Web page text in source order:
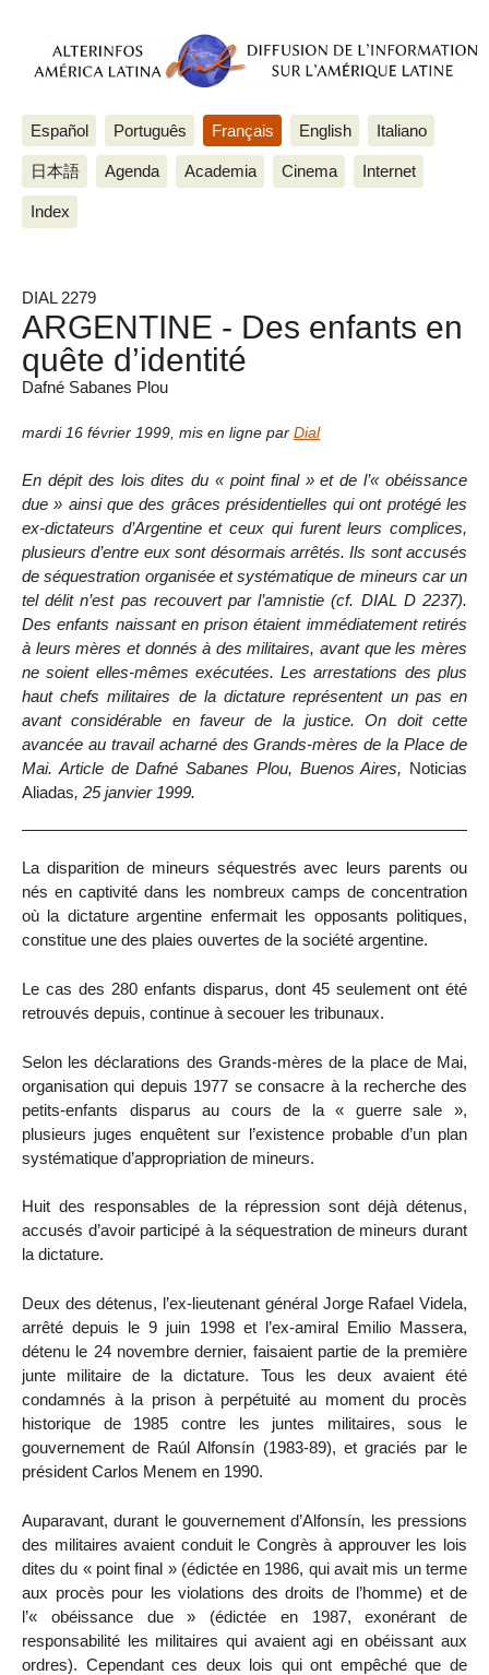
Español Português Français English Italiano
日本語 Agenda Academia Cinema Internet
Index
DIAL 2279
ARGENTINE - Des enfants en
quête d’identité
Dafné Sabanes Plou
mardi 16 février 1999 mis en ligne par Dial
En dépit des lois dites du « point final » et de l’« obéissance
due » ainsi que des grâces présidentielles qui ont protégé les
ex-dictateurs d’Argentine et ceux qui furent leurs complices,
plusieurs d’entre eux sont désormais arrêtés. Ils sont accusés
de séquestration organisée et systématique de mineurs car un
tel délit n’est pas recouvert par l’amnistie (cf. DIAL D 2237).
Des enfants naissant en prison étaient immédiatement retirés
à leurs mères et donnés à des militaires, avant que les mères
ne soient elles-mêmes exécutées. Les arrestations des plus
haut chefs militaires de la dictature représentent un pas en
avant considérable en faveur de la justice. On doit cette
avancée au travail acharné des Grands-mères de la Place de
Mai. Article de Dafné Sabanes Plou, Buenos Aires, Noticias
Aliadas, 25 janvier 1999.
La disparition de mineurs séquestrés avec leurs parents ou
nés en captivité dans les nombreux camps de concentration
où la dictature argentine enfermait les opposants politiques,
constitue une des plaies ouvertes de la société argentine.
Le cas des 280 enfants disparus, dont 45 seulement ont été
retrouvés depuis, continue à secouer les tribunaux.
Selon les déclarations des Grands-mères de la place de Mai,
organisation qui depuis 1977 se consacre à la recherche des
petits-enfants disparus au cours de la « guerre sale »,
plusieurs juges enquêtent sur l’existence probable d’un plan
systématique d’appropriation de mineurs.
Huit des responsables de la répression sont déjà détenus,
accusés d’avoir participé à la séquestration de mineurs durant
la dictature.
Deux des détenus, l’ex-lieutenant général Jorge Rafael Videla,
arrêté depuis le 9 juin 1998 et l’ex-amiral Emilio Massera,
détenu le 24 novembre dernier, faisaient partie de la première
junte militaire de la dictature. Tous les deux avaient été
condamnés à la prison à perpétuité au moment du procès
historique de 1985 contre les juntes militaires, sous le
gouvernement de Raúl Alfonsín (1983-89), et graciés par le
président Carlos Menem en 1990.
Auparavant, durant le gouvernement d’Alfonsín, les pressions
des militaires avaient conduit le Congrès à approuver les lois
dites du « point final » (édictée en 1986, qui avait mis un terme
aux procès pour les violations des droits de l’homme) et de
l’« obéissance due » (édictée en 1987, exonérant de
responsabilité les militaires qui avaient agi en obéissant aux
ordres). Cependant ces deux lois qui ont empêché que de